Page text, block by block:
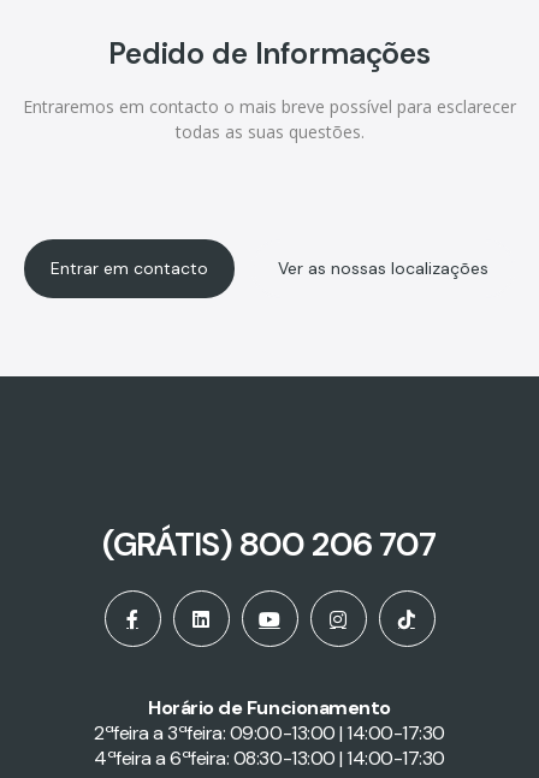
Pedido de Informações
Entraremos em contacto o mais breve possível para esclarecer
todas as suas questões.
Entrar em contacto Ver as nossas localizações
(GRÁTIS) 800 206 707
​Horário de Funcionamento
2ªfeira a 3ªfeira: 09:00-13:00 | 14:00-17:30
4ªfeira a 6ªfeira: 08:30-13:00 | 14:00-17:30